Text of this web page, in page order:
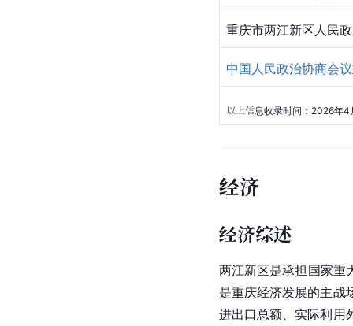
重庆市两江新区人民
中国人民政治协商会议
以上信息收录时间：2026年4
经济
经济综述
两江新区是承担国家重
是重庆经济发展的主战
进出口总额、实际利用